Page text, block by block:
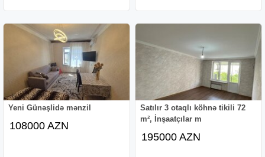
Yeni Günəşlidə mənzil
108000 AZN
Satılır 3 otaqlı köhnə tikili 72
m², İnşaatçılar m
195000 AZN